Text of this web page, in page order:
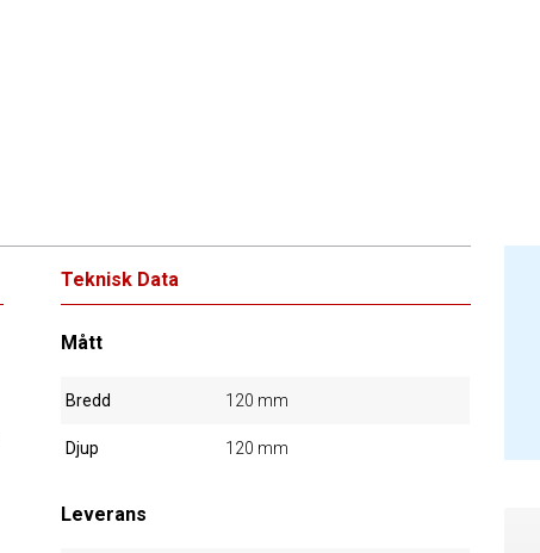
Teknisk Data
Mått
Bredd 120 mm
Djup 120 mm
Leverans